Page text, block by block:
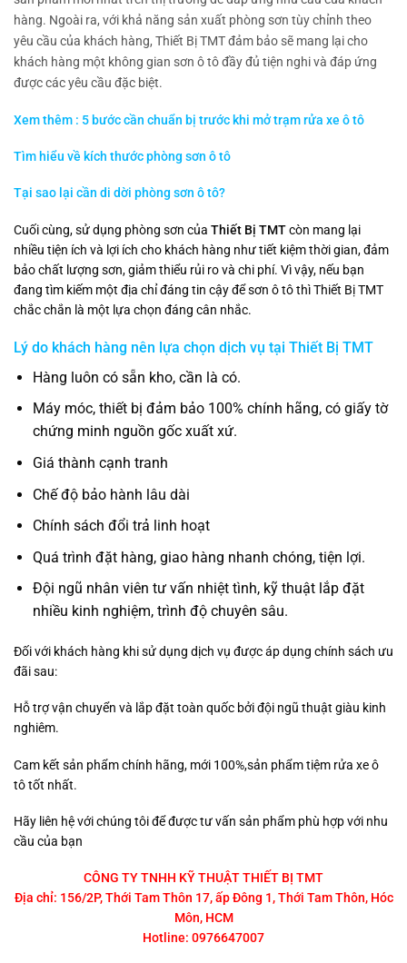
hàng. Ngoài ra, với khả năng sản xuất phòng sơn tùy chỉnh theo
yêu cầu của khách hàng, Thiết Bị TMT đảm bảo sẽ mang lại cho
khách hàng một không gian sơn ô tô đầy đủ tiện nghi và đáp ứng
được các yêu cầu đặc biệt.
Xem thêm : 5 bước cần chuẩn bị trước khi mở trạm rửa xe ô tô
Tìm hiểu về kích thước phòng sơn ô tô
Tại sao lại cần di dời phòng sơn ô tô?
Cuối cùng, sử dụng phòng sơn của Thiết Bị TMTcòn mang lại
nhiều tiện ích và lợi ích cho khách hàng như tiết kiệm thời gian, đảm
bảo chất lượng sơn, giảm thiểu rủi ro và chi phí. Vì vậy, nếu bạn
đang tìm kiếm một địa chỉ đáng tin cậy để sơn ô tô thì Thiết Bị TMT
chắc chắn là một lựa chọn đáng cân nhắc.
Lý do khách hàng nên lựa chọn dịch vụ tại Thiết Bị TMT
Hàng luôn có sẵn kho, cần là có.
Máy móc, thiết bị đảm bảo 100% chính hãng, có giấy tờ
chứng minh nguồn gốc xuất xứ.
Giá thành cạnh tranh
Chế độ bảo hành lâu dài
Chính sách đổi trả linh hoạt
Quá trình đặt hàng, giao hàng nhanh chóng, tiện lợi.
Đội ngũ nhân viên tư vấn nhiệt tình, kỹ thuật lắp đặt
nhiều kinh nghiệm, trình độ chuyên sâu.
Đối với khách hàng khi sử dụng dịch vụ được áp dụng chính sách ưu
đãi sau:
Hỗ trợ vận chuyển và lắp đặt toàn quốc bởi đội ngũ thuật giàu kinh
nghiêm.
Cam kết sản phẩm chính hãng, mới 100%,sản phẩm tiệm rửa xe ô
tô tốt nhất.
Hãy liên hệ với chúng tôi để được tư vấn sản phẩm phù hợp với nhu
cầu của bạn
CÔNG TY TNHH KỸ THUẬT THIẾT BỊ TMT
Địa chỉ: 156/2P, Thới Tam Thôn 17, ấp Đông 1, Thới Tam Thôn, Hóc
Môn, HCM
Hotline: 0976647007